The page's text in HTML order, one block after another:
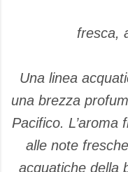
fresca,
Una linea
una brezza
Pacifico. L’aroma
alle note
acquatiche della